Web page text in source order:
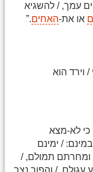
עמך, / להשגיא
או את-האחים.”
וירד הוא
כי לא-מצא
/ ימינם
תמולם, /